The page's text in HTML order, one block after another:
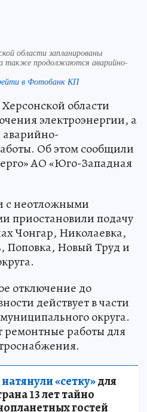
области запланированы
также продолжаются аварийно-
в Фотобанк КП
области
электроэнергии, а
Об этом сообщили
АО «Юго-Западная
с неотложными
приостановили подачу
Чонгар, Николаевка,
Поповка, Новый Труд и
отключение до
действует в части
округа.
ремонтные работы для
«сетку»для
13 лет тайно
гостей